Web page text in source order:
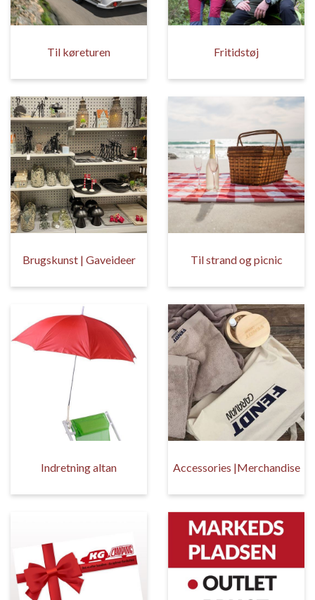
Til køreturen Fritidstøj
Brugskunst | Gaveideer Til strand og picnic
Indretning altan Accessories |Merchandise